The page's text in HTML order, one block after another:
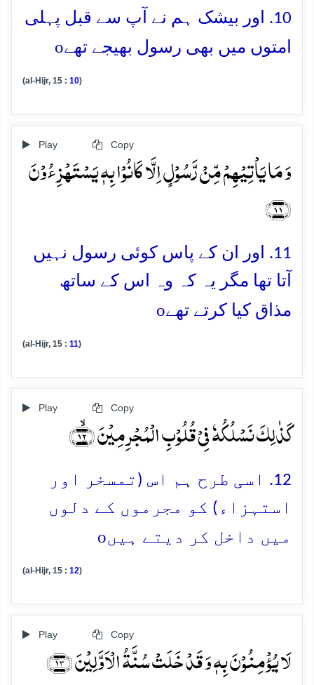
10. اور بیشک ہم نے آپ سے قبل پہلی
امتوں میں بھی رسول بھیجے تھےo
(al-Hijr, 15 : 10)
Play Copy
وَ مَا یَاۡتِیۡہِمۡ مِّنۡ رَّسُوۡلٍ اِلَّا کَانُوۡا بِہٖ یَسۡتَہۡزِءُوۡنَ
﴿۱۱﴾
11. اور ان کے پاس کوئی رسول نہیں
آتا تھا مگر یہ کہ وہ اس کے ساتھ
مذاق کیا کرتے تھےo
(al-Hijr, 15 : 11)
Play Copy
کَذٰلِکَ نَسۡلُکُہٗ فِیۡ قُلُوۡبِ الۡمُجۡرِمِیۡنَ ﴿ۙ۱۲﴾
12. اسی طرح ہم اس (تمسخر اور
استہزاء) کو مجرموں کے دلوں
میں داخل کر دیتے ہیںo
(al-Hijr, 15 : 12)
Play Copy
لَا یُؤۡمِنُوۡنَ بِہٖ وَ قَدۡ خَلَتۡ سُنَّۃُ الۡاَوَّلِیۡنَ ﴿۱۳﴾